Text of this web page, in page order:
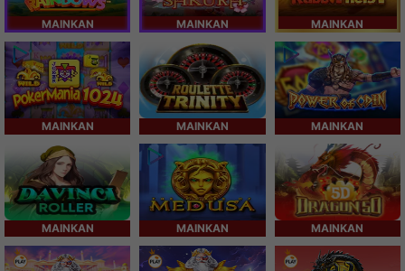
MAINKAN MAINKAN MAINKAN
MAINKAN MAINKAN MAINKAN
MAINKAN MAINKAN MAINKAN